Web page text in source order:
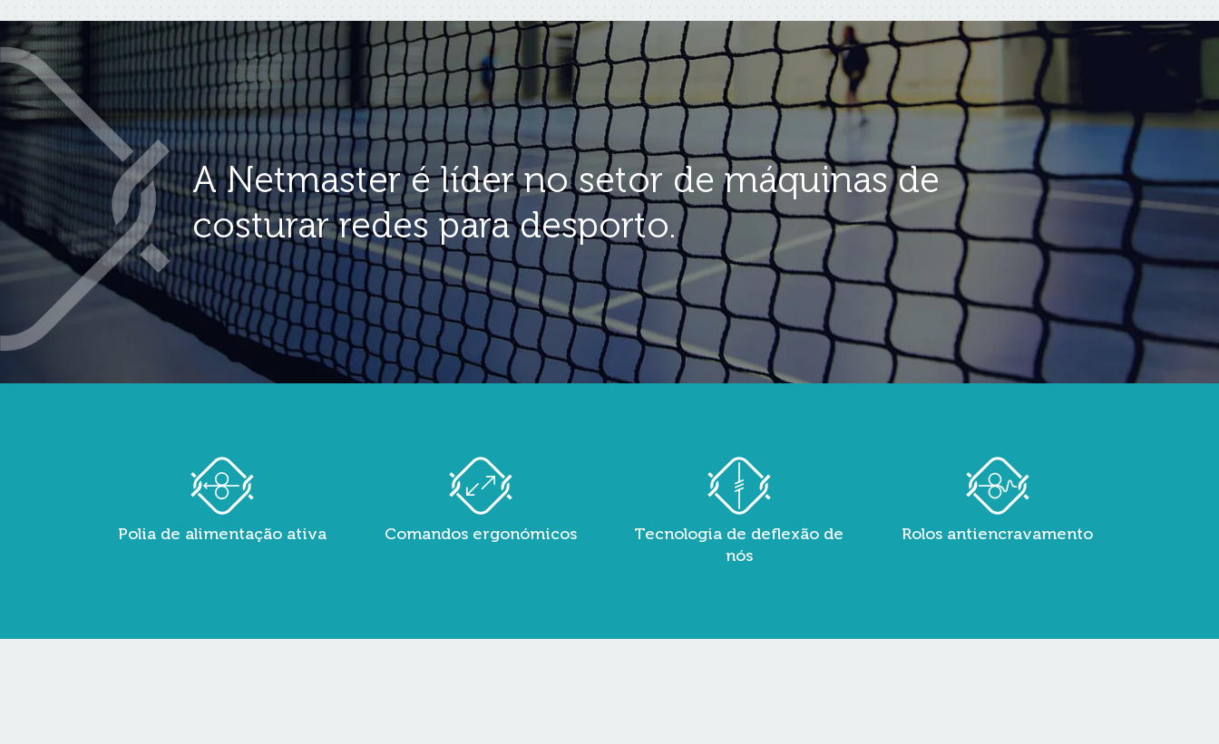
A Netmaster é líder no setor de máquinas de
costurar redes para desporto.
Polia de alimentação ativa Comandos ergonómicos
Tecnologia de deflexão de
nós
Rolos antiencravamento